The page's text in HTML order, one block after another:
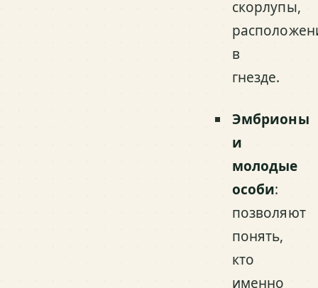
скорлупы,
в
гнезде.
Эмбрионы
и
молодые
особи:
позволяют
понять,
кто
именно